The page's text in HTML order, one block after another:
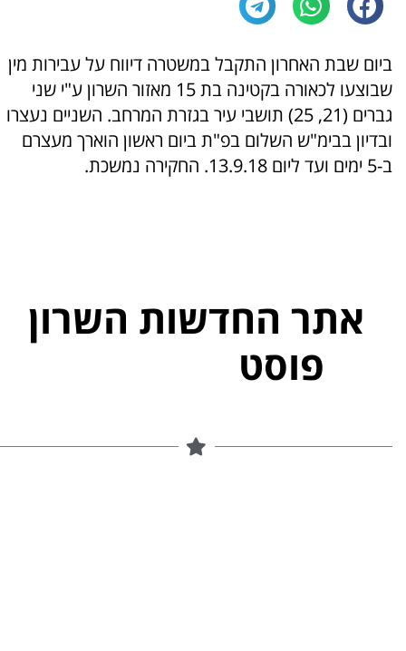
ביום שבת האחרון התקבל במשטרה דיווח על עבירות מין
שבוצעו לכאורה בקטינה בת 15 מאזור השרון ע"י שני
גברים (21, 25) תושבי עיר בגזרת המרחב. השניים נעצרו
ובדיון בבימ"ש השלום בפ"ת ביום ראשון הוארך מעצרם
ב-5 ימים ועד ליום 13.9.18. החקירה נמשכת.
אתר החדשות השרון
פוסט